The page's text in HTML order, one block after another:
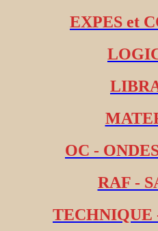
EXPES et
OC -
RAF -
TECHNIQUE